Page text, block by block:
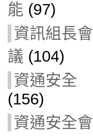
能 (97)
資訊組長會
議 (104)
資通安全
(156)
資通安全會